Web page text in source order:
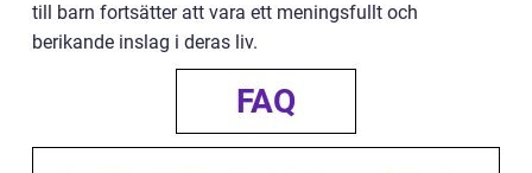
till barn fortsätter att vara ett meningsfullt och
berikande inslag i deras liv.
FAQ